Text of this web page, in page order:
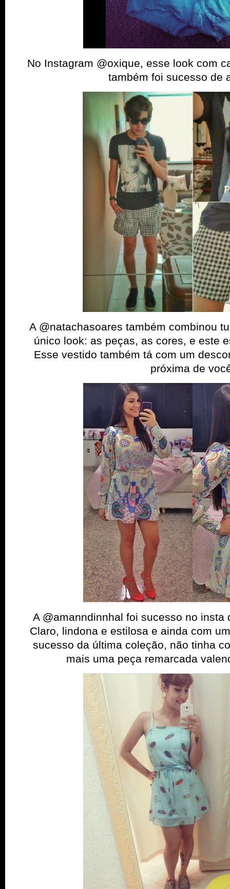
No Instagram @oxique, esse look com
também foi sucesso de
A @natachasoares também combinou
único look: as peças, as cores, e este
Esse vestido também tá com um
próxima de
A @amanndinnhal foi sucesso no insta
Claro, lindona e estilosa e ainda com
sucesso da última coleção, não tinha
mais uma peça remarcada